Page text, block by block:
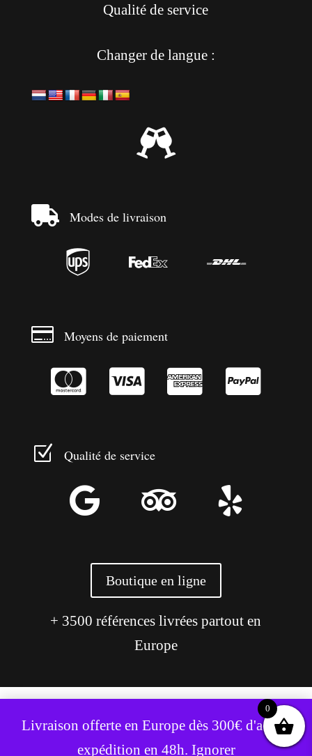
Livraison offerte en Europe dès 300€ d'achat,
expédition en 48h. Ignorer
Qualité de service
Changer de langue :

 Modes de livraison
  
 Moyens de paiement
   
Z Qualité de service
  
Boutique en ligne
+ 3500 références livrées partout en
Europe
Ce site utilise des cookies pour améliorer votre expérience.
Accepter Refuser
0